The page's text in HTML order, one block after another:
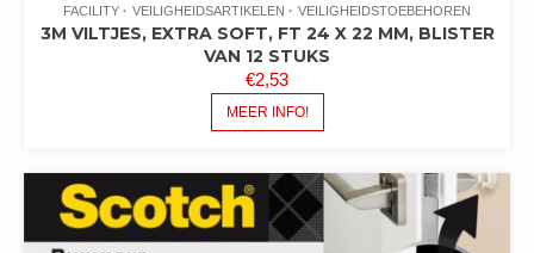
FACILITY VEILIGHEIDSARTIKELEN VEILIGHEIDSTOEBEHOREN
3M VILTJES, EXTRA SOFT, FT 24 X 22 MM, BLISTER
VAN 12 STUKS
€2,53
MEER INFO!